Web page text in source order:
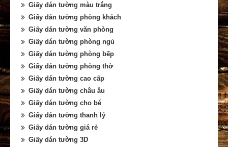
Giấy dán tường màu trắng
Giấy dán tường phòng khách
Giấy dán tường văn phòng
Giấy dán tường phòng ngủ
Giấy dán tường phòng bếp
Giấy dán tường phòng thờ
Giấy dán tường cao cấp
Giấy dán tường châu âu
Giấy dán tường cho bé
Giấy dán tường thanh lý
Giấy dán tường giá rẻ
Giấy dán tường 3D